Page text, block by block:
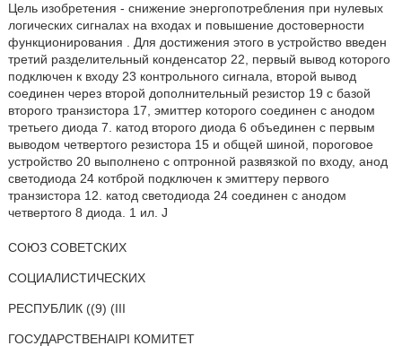
Цель изобретения - снижение энергопотребления при нулевых
логических сигналах на входах и повышение достоверности
функционирования . Для достижения этого в устройство введен
третий разделительный конденсатор 22, первый вывод которого
подключен к входу 23 контрольного сигнала, второй вывод
соединен через второй дополнительный резистор 19 с базой
второго транзистора 17, эмиттер которого соединен с анодом
третьего диода 7. катод второго диода 6 объединен с первым
выводом четвертого резистора 15 и общей шиной, пороговое
устройство 20 выполнено с оптронной развязкой по входу, анод
светодиода 24 котброй подключен к эмиттеру первого
транзистора 12. катод светодиода 24 соединен с анодом
четвертого 8 диода. 1 ил. Ј
СОЮЗ СОВЕТСКИХ
СОЦИАЛИСТИЧЕСКИХ
РЕСПУБЛИК ((9) (III
ГОСУДАРСТВЕHAIPI КОМИТЕТ